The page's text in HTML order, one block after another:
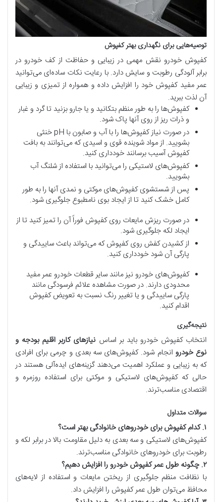
توصیه‌هایی برای نگهداری بهتر کفپوش
کفپوش خودرو نقش مهمی در زیبایی و حفاظت از کف خودرو در
برابر آلودگی رطوبت و سایش دارد. با رعایت نکات ساده‌ای می‌توانید
عمر مفید کفپوش خود را افزایش داده و همواره از تمیزی و زیبایی
آن لذت ببرید.
کفپوش‌ها را به طور منظم بتکانید و یا جارو بزنید تا گرد و غبار
و ذرات ریز از روی آنها پاک شود.
در صورت نیاز کفپوش‌ها را با آب و صابون با pH خنثی
بشویید. از مواد شوینده قوی و اسیدی که می‌توانند به بافت
کفپوش آسیب برسانند خودداری کنید.
کفپوش‌های لاستیکی را می‌توانید با استفاده از شلنگ آب
بشویید.
پس از شستشوی کفپوش‌های موکتی و نمدی آنها را به طور
کامل خشک کنید تا از ایجاد بوی نامطبوع جلوگیری شود.
در صورت ریزش مایعات روی کفپوش فوراً آن را تمیز کنید تا از
ایجاد لکه جلوگیری شود.
از کشیدن کفش روی کفپوش که می‌تواند باعث ساییدگی و
پارگی آن شود خودداری کنید.
کفپوش‌های خودرو نیز مانند سایر قطعات خودرو عمر مفید
محدودی دارند. در صورت مشاهده علائم فرسودگی مانند
پارگی ساییدگی و یا تغییر رنگ نسبت به تعویض کفپوش
اقدام کنید.
نتیجه‌گیری
انتخاب کفپوش خودرو باید بر اساس نیازهای کاربر اقلیم بودجه و
نوع خودرو انجام شود. کفپوش‌های سه بعدی و چرمی برای افرادی
که به زیبایی و عملکرد اهمیت می‌دهند گزینه‌های ایده‌آلی هستند در
حالی که کفپوش‌های لاستیکی و موکتی برای استفاده روزمره و
اقتصادی مناسب‌ترند.
سوالات متداول
۱.کدام کفپوش برای خودروهای خانوادگی بهتر است؟
کفپوش‌های لاستیکی و سه بعدی به دلیل مقاومت بالا در برابر لکه و
رطوبت برای خودروهای خانوادگی مناسب‌ترند.
۲.چگونه طول عمر کفپوش خودرو را افزایش دهیم؟
با نظافت منظم جلوگیری از ریختن مایعات و استفاده از لایه‌های
محافظ می‌توان طول عمر کفپوش را افزایش داد.